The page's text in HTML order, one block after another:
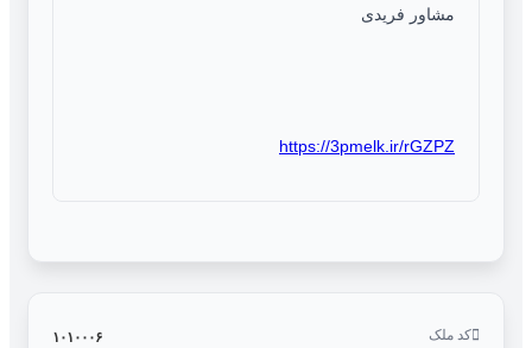
مشاور فریدی
https://3pmelk.ir/rGZPZ
کد ملک ۱۰۱۰۰۰۶